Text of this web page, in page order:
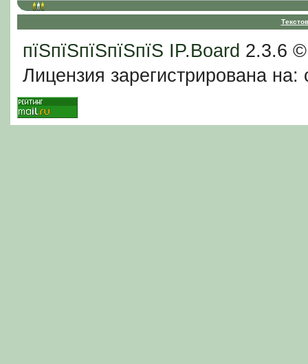
пїЅпїЅпїЅпїЅпїЅ IP.Board 2.3.6
Лицензия зарегистрирована